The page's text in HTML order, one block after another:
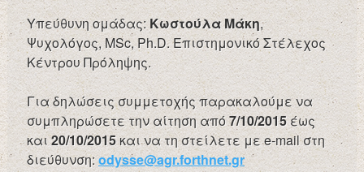
Υπεύθυνη ομάδας:Κωστούλα Μάκη,
Ψυχολόγος, MSc, Ph.D. Επιστημονικό Στέλεχος
Κέντρου Πρόληψης.
Για δηλώσεις συμμετοχής παρακαλούμε να
συμπληρώσετε την αίτηση από7/10/2015 έως
και20/10/2015και να τη στείλετε με e-mail στη
διεύθυνση:odysse@agr.forthnet.gr